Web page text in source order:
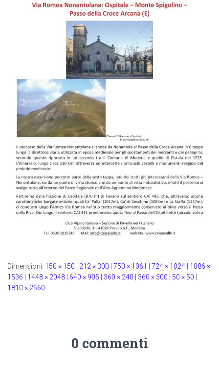
Dimensioni: 150 × 150 212 × 300 750 × 1061 724 × 1024
1086 ×
1536
1448 × 2048 640 × 905 360 × 240 360 × 300 50 × 50
1810 × 2560
0 commenti